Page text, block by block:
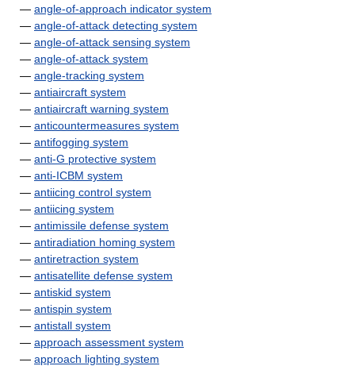
— angle-of-approach indicator system
— angle-of-attack detecting system
— angle-of-attack sensing system
— angle-of-attack system
— angle-tracking system
— antiaircraft system
— antiaircraft warning system
— anticountermeasures system
— antifogging system
— anti-G protective system
— anti-ICBM system
— antiicing control system
— antiicing system
— antimissile defense system
— antiradiation homing system
— antiretraction system
— antisatellite defense system
— antiskid system
— antispin system
— antistall system
— approach assessment system
— approach lighting system